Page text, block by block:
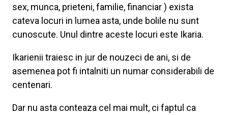
sex, munca, prieteni, familie, financiar ) exista
cateva locuri in lumea asta, unde bolile nu sunt
cunoscute. Unul dintre aceste locuri este Ikaria.
Ikarienii traiesc in jur de nouzeci de ani, si de
asemenea pot fi intalniti un numar considerabili de
centenari.
Dar nu asta conteaza cel mai mult, ci faptul ca